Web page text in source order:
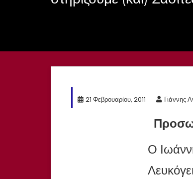
21 Φεβρουαρίου, 2011 Γιάννης
Ο